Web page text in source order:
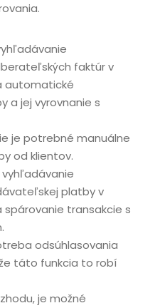
faktúr v
automatické
a jej vyrovnanie s
je potrebné manuálne
od klientov.
vyhľadávanie
platby v
spárovanie transakcie s
odsúhlasovania
táto funkcia to robí
je možné